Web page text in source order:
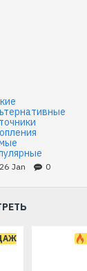
26 Jan 0